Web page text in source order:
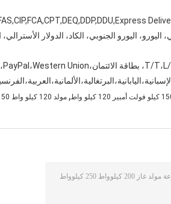
, مولد 120 كيلو واط 150 كيلو فولت أمبير